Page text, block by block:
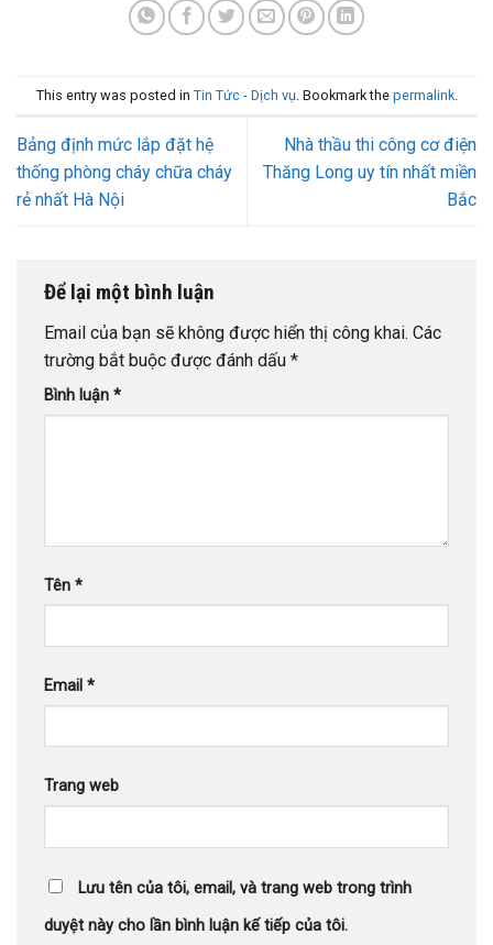
This entry was posted in Tin Tức - Dịch vụ. Bookmark the permalink.
Bảng định mức lắp đặt hệ
thống phòng cháy chữa cháy
rẻ nhất Hà Nội
Nhà thầu thi công cơ điện
Thăng Long uy tín nhất miền
Bắc
Để lại một bình luận
Email của bạn sẽ không được hiển thị công khai. Các
trường bắt buộc được đánh dấu *
Bình luận *
Tên *
Email *
Trang web
Lưu tên của tôi, email, và trang web trong trình
duyệt này cho lần bình luận kế tiếp của tôi.